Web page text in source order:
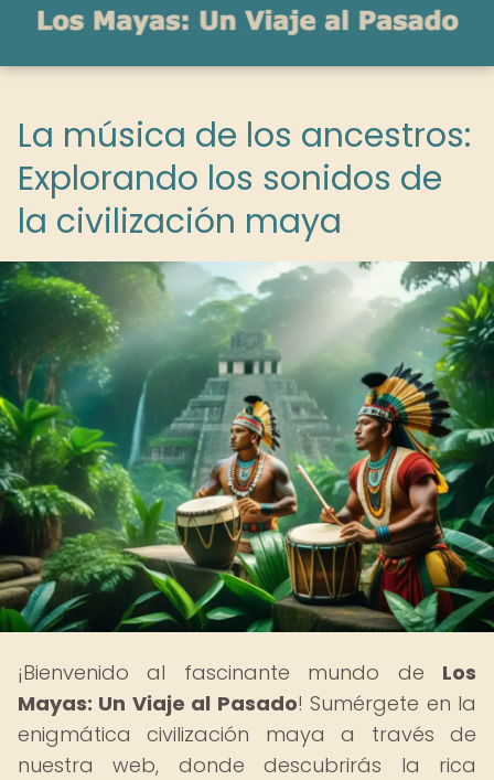
La música de los ancestros:
Explorando los sonidos de
la civilización maya
¡Bienvenido al fascinante mundo de Los
Mayas: Un Viaje al Pasado! Sumérgete en la
enigmática civilización maya a través de
nuestra web, donde descubrirás la rica